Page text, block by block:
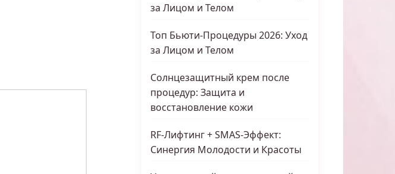
за Лицом и Телом
Топ Бьюти-Процедуры 2026: Уход
за Лицом и Телом
Солнцезащитный крем после
процедур: Защита и
восстановление кожи
RF-Лифтинг + SMAS-Эффект:
Синергия Молодости и Красоты